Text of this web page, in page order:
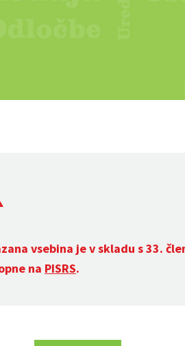
vsebina je v skladu s 33.
na PISRS.